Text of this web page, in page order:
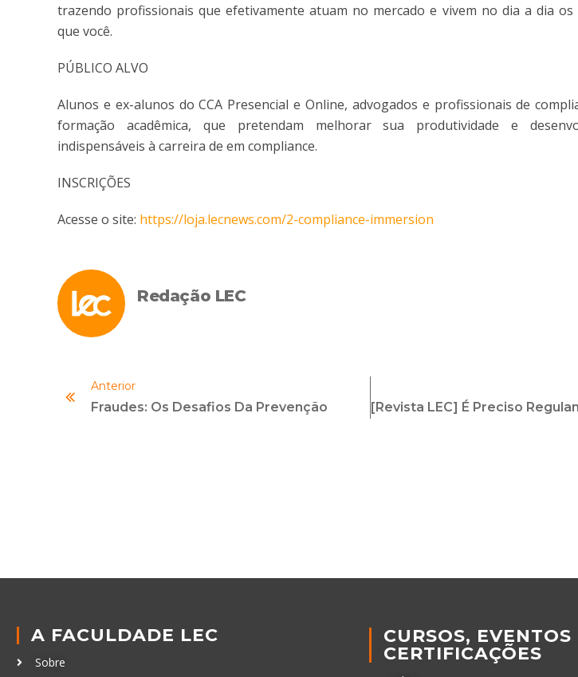
trazendo profissionais que efetivamente atuam no mercado e vivem no dia a dia os
que você.
PÚBLICO ALVO
Alunos e ex-alunos do CCA Presencial e Online, advogados e profissionais de
formação acadêmica, que pretendam melhorar sua produtividade e
indispensáveis à carreira de em compliance.
INSCRIÇÕES
Acesse o site: https://loja.lecnews.com/2-compliance-immersion
Redação LEC
Anterior
Fraudes: Os Desafios Da Prevenção
A FACULDADE LEC
Sobre
CURSOS, EVENTOS
CERTIFICAÇÕES